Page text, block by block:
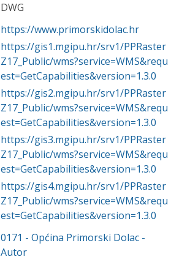
DWG
https://www.primorskidolac.hr
https://gis1.mgipu.hr/srv1/PPRaster
Z17_Public/wms?service=WMS&requ
est=GetCapabilities&version=1.3.0
https://gis2.mgipu.hr/srv1/PPRaster
Z17_Public/wms?service=WMS&requ
est=GetCapabilities&version=1.3.0
https://gis3.mgipu.hr/srv1/PPRaster
Z17_Public/wms?service=WMS&requ
est=GetCapabilities&version=1.3.0
https://gis4.mgipu.hr/srv1/PPRaster
Z17_Public/wms?service=WMS&requ
est=GetCapabilities&version=1.3.0
0171 -Općina Primorski Dolac -
Autor